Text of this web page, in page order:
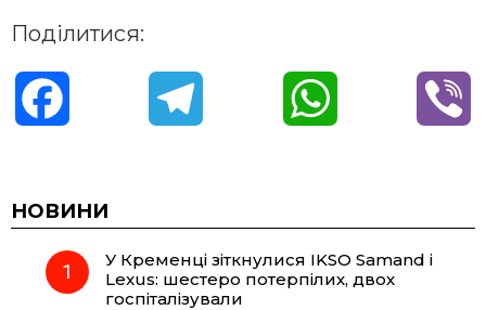
Поділитися:
c
e e t
НОВИНИ
У Кременці зіткнулися IKSO Samand і
Lexus: шестеро потерпілих, двох
госпіталізували